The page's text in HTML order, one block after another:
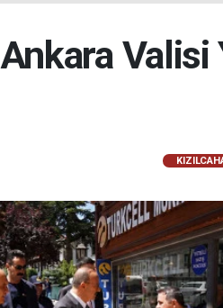
Ankara Valisi